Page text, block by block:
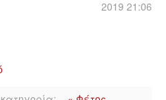
2019 21:06